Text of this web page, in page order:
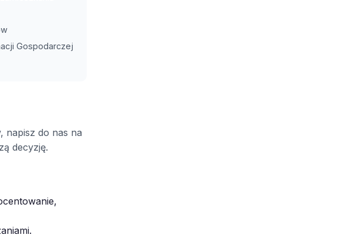
Gospodarczej
napisz do nas na
decyzję.